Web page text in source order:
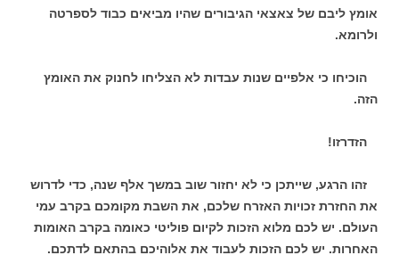
אומץ ליבם של צאצאי הגיבורים שהיו מביאים כבוד לספרטה
ולרומא.
הוכיחו כי אלפיים שנות עבדות לא הצליחו לחנוק את האומץ
הזה.
הזדרזו!
זהו הרגע, שייתכן כי לא יחזור שוב במשך אלף שנה, כדי לדרוש
את החזרת זכויות האזרח שלכם, את השבת מקומכם בקרב עמי
העולם. יש לכם מלוא הזכות לקיום פוליטי כאומה בקרב האומות
האחרות. יש לכם הזכות לעבוד את אלוהיכם בהתאם לדתכם.